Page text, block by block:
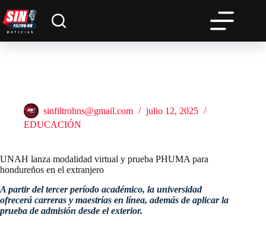
al
contenido
sinfiltrohns@gmail.com
julio 12, 2025
EDUCACIÓN
UNAH lanza modalidad virtual y prueba PHUMA para
hondureños en el extranjero
A partir del tercer período académico, la universidad
ofrecerá carreras y maestrías en línea, además de aplicar la
prueba de admisión desde el exterior.